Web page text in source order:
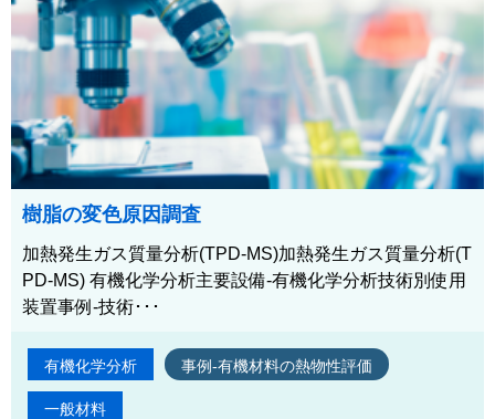
樹脂の変色原因調査
加熱発生ガス質量分析(TPD-MS)加熱発生ガス質量分析(T
PD-MS) 有機化学分析主要設備-有機化学分析技術別使用
装置事例-技術･･･
有機化学分析 事例-有機材料の熱物性評価
一般材料